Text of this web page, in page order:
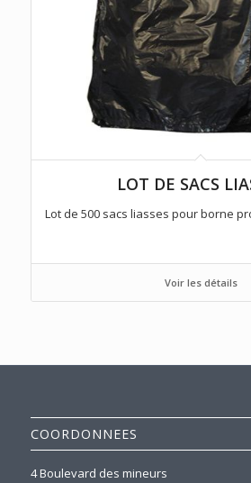
LOT DE SACS
Lot de 500 sacs liasses pour borne
Voir les détails
COORDONNEES
4 Boulevard des mineurs